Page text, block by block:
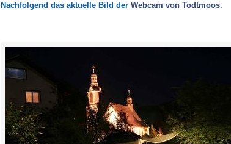
Nachfolgend das aktuelle Bild der Webcam von Todtmoos.